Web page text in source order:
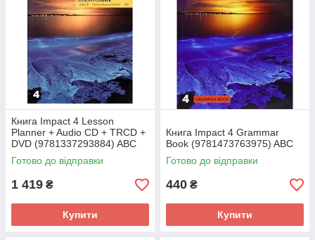
Книга Impact 4 Lesson
Planner + Audio CD + TRCD +
DVD (9781337293884) ABC
Готово до відправки
1 419 ₴
Купити
Книга Impact 4 Grammar
Book (9781473763975) ABC
Готово до відправки
440 ₴
Купити